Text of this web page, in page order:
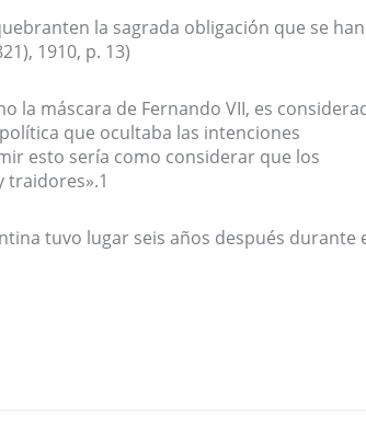
la sagrada obligación que se han
1910, p. 13)
la máscara de Fernando VII, es
que ocultaba las intenciones
esto sería como considerar que los
traidores».1
tuvo lugar seis años después durante